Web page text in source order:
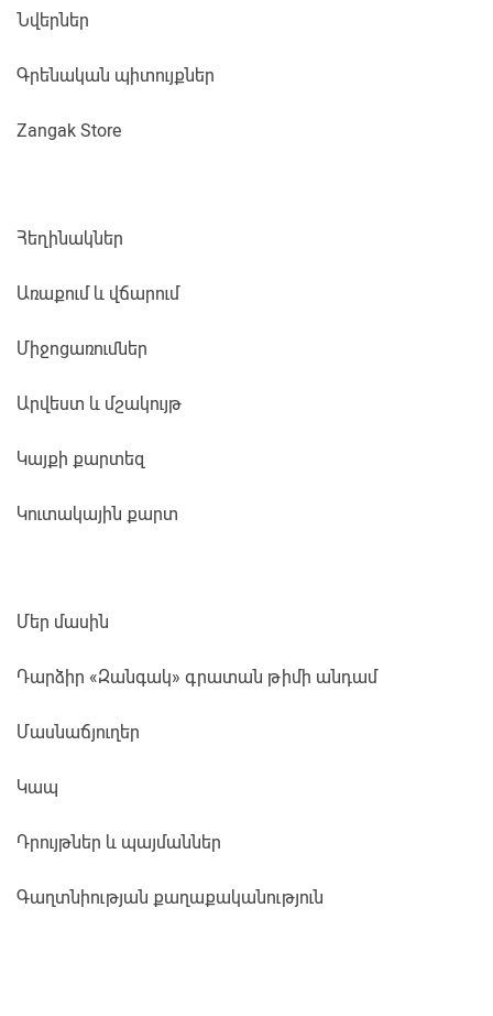
Նվերներ
Գրենական պիտույքներ
Zangak Store
Հեղինակներ
Առաքում և վճարում
Միջոցառումներ
Արվեստ և մշակույթ
Կայքի քարտեզ
Կուտակային քարտ
Մեր մասին
Դարձիր «Զանգակ» գրատան թիմի անդամ
Մասնաճյուղեր
Կապ
Դրույթներ և պայմաններ
Գաղտնիության քաղաքականություն